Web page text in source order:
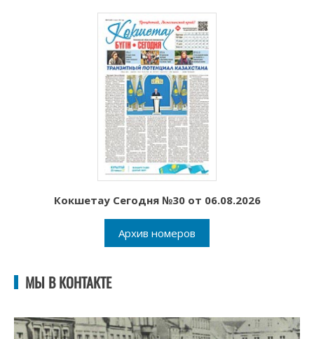
Кокшетау Сегодня №30 от 06.08.2026
Архив номеров
МЫ В КОНТАКТЕ